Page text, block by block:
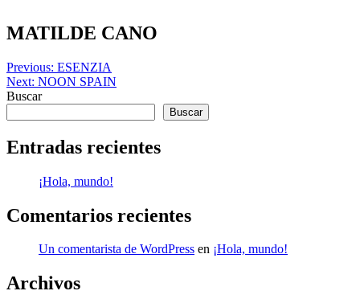
to
content
MATILDE CANO
Navegación
de
Previous: ESENZIA
Next: NOON SPAIN
Buscar
Buscar
Entradas recientes
¡Hola, mundo!
Comentarios recientes
Un comentarista de WordPress en ¡Hola, mundo!
Archivos